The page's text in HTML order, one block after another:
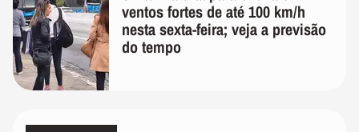
ventos fortes de até 100 km/h
nesta sexta-feira; veja a previsão
do tempo